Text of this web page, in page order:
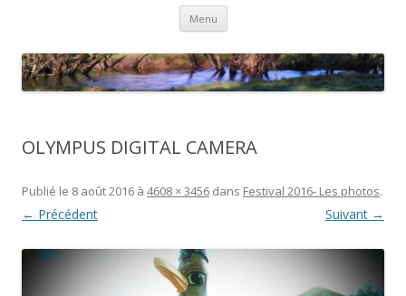
Menu Aller au contenu principal
OLYMPUS DIGITAL CAMERA
Publié le 8 août 2016 à 4608 × 3456 dans Festival 2016- Les photos.
← Précédent Suivant →